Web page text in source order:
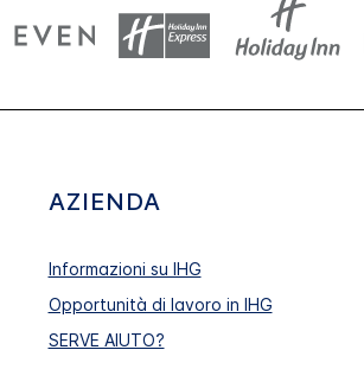
AZIENDA
Informazioni su IHG
Opportunità di lavoro in IHG
SERVE AIUTO?